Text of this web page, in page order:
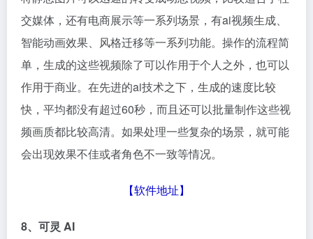
交媒体，还有电商展示等一系列场景，有ai视频生成、
智能动画效果、风格迁移等一系列功能。操作的流程简
单，生成的这些视频除了可以作用于个人之外，也可以
作用于商业。在先进的ai技术之下，生成的速度比较
快，平均都没有超过60秒，而且还可以批量制作这些视
频画质都比较高清。如果处理一些复杂的场景，就可能
会出现效果不佳或者角色不一致等情况。
【软件地址】
8、可灵 AI